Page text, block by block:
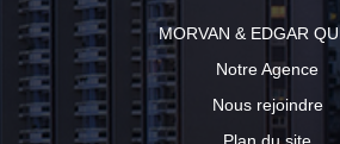
MORVAN & EDGAR
Notre Agence
Nous rejoindre